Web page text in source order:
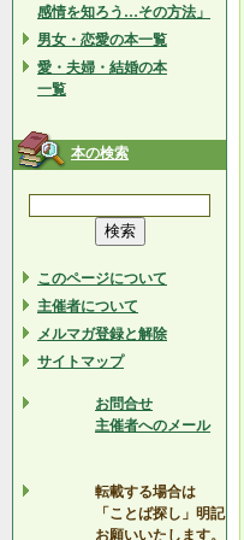
感情を知ろう…その方法」
男女・恋愛の本一覧
愛・夫婦・結婚の本
一覧
本の検索
このページについて
主催者について
メルマガ登録と解除
サイトマップ
お問合せ
主催者へのメール
転載する場合は
「ことば探し」明記
お願いいたします。